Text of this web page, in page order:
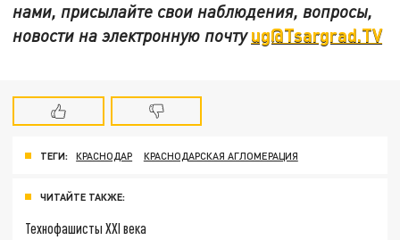
нами, присылайте свои наблюдения, вопросы,
новости на электронную почтуug@Tsargrad.TV
ТЕГИ: КРАСНОДАР КРАСНОДАРСКАЯ АГЛОМЕРАЦИЯ
ЧИТАЙТЕ ТАКЖЕ:
Технофашисты XXI века